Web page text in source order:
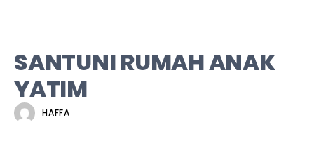
SANTUNI RUMAH ANAK
YATIM
HAFFA